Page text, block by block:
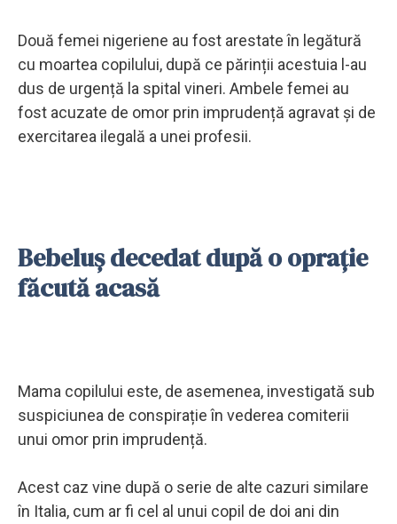
Două femei nigeriene au fost arestate în legătură
cu moartea copilului, după ce părinții acestuia l-au
dus de urgență la spital vineri. Ambele femei au
fost acuzate de omor prin imprudență agravat și de
exercitarea ilegală a unei profesii.
Bebeluș decedat după o oprație
făcută acasă
Mama copilului este, de asemenea, investigată sub
suspiciunea de conspirație în vederea comiterii
unui omor prin imprudență.
Acest caz vine după o serie de alte cazuri similare
în Italia, cum ar fi cel al unui copil de doi ani din